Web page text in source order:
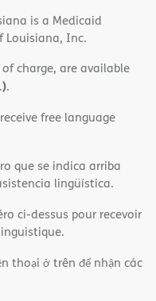
is a Medicaid
Louisiana, Inc.
charge, are available
.
free language
que se indica arriba
lingüística.
ci-dessus pour recevoir
thoại ở trên để nhận các